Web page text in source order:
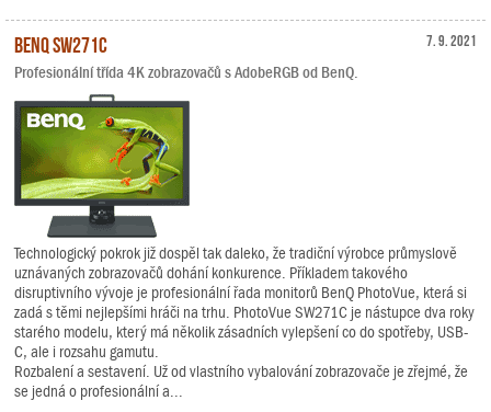
7. 9. 2021
BenQ SW271C
Profesionální třída 4K zobrazovačů s AdobeRGB od BenQ.
Technologický pokrok již dospěl tak daleko, že tradiční výrobce průmyslově
uznávaných zobrazovačů dohání konkurence. Příkladem takového
disruptivního vývoje je profesionální řada monitorů BenQ PhotoVue, která si
zadá s těmi nejlepšími hráči na trhu. PhotoVue SW271C je nástupce dva roky
starého modelu, který má několik zásadních vylepšení co do spotřeby, USB-
C, ale i rozsahu gamutu.
Rozbalení a sestavení. Už od vlastního vybalování zobrazovače je zřejmé, že
se jedná o profesionální a...